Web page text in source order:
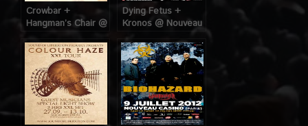
Crowbar +
Hangman’s Chair @
Nouveau Casino
(Paris), le 19 Aout
Dying Fetus +
Kronos @ Nouveau
Casino (Paris), le 13
Aout 2013